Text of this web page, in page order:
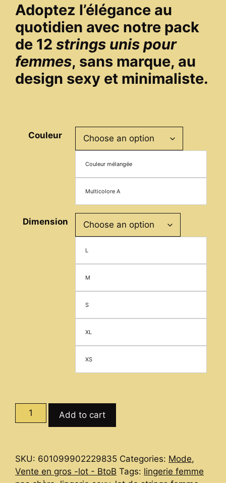
was:
48,80 €.
is:
28,80 €.
Adoptez l’élégance au
quotidien avec notre pack
de 12 strings unis pour
femmes, sans marque, au
design sexy et minimaliste.
Couleur
Couleur mélangée
Multicolore A
Dimension
L
M
S
XL
XS
Osez
la
Nouveau
Lot
Add to cart
SKU: 601099902229835 Categories: Mode,
Vente en gros -lot - BtoB Tags: lingerie femme